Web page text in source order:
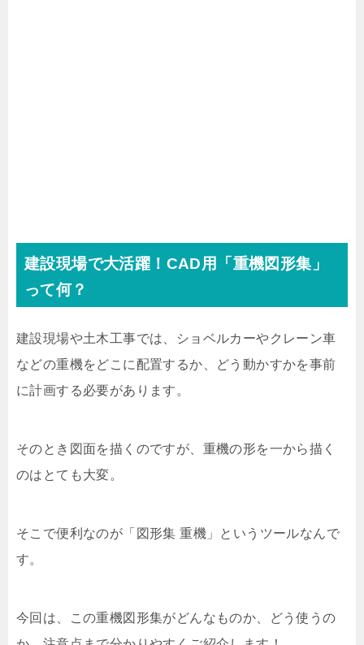
建設現場で大活躍！CAD用「重機図形集」
って何？
建設現場や土木工事では、ショベルカーやクレーン車
などの重機をどこに配置するか、どう動かすかを事前
に計画する必要があります。
そのとき図面を描くのですが、重機の形を一から描く
のはとても大変。
そこで便利なのが「図形集 重機」というツールなんで
す。
今回は、この重機図形集がどんなものか、どう使うの